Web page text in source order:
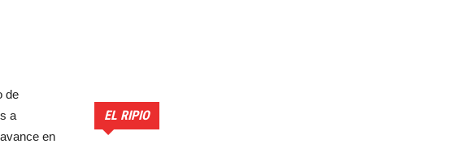
de
a
en
EL RIPIO